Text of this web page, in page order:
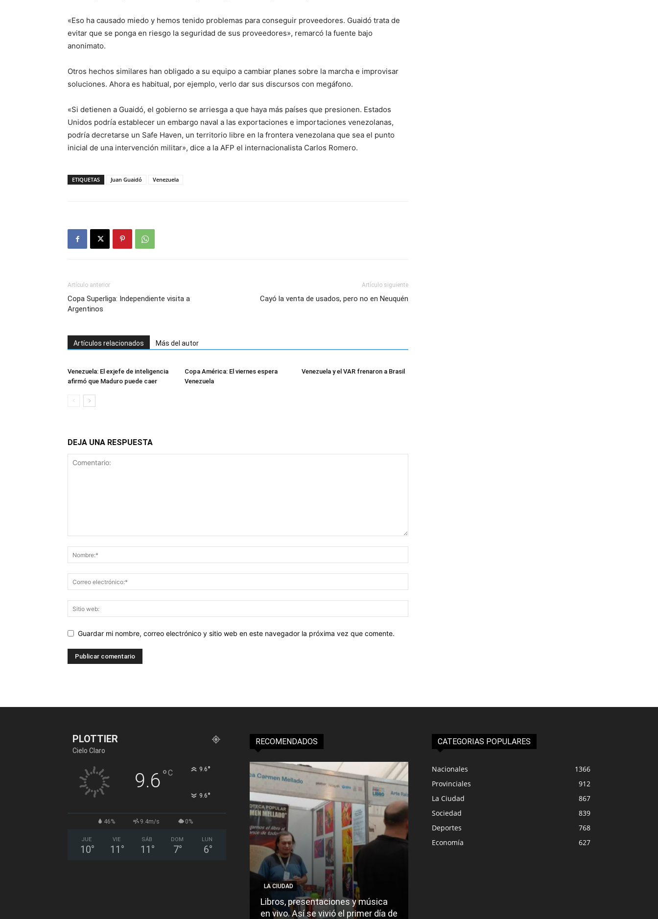
«Eso ha causado miedo y hemos tenido problemas para conseguir proveedores. Guaidó trata de
evitar que se ponga en riesgo la seguridad de sus proveedores», remarcó la fuente bajo
anonimato.
Otros hechos similares han obligado a su equipo a cambiar planes sobre la marcha e improvisar
soluciones. Ahora es habitual, por ejemplo, verlo dar sus discursos con megáfono.
«Si detienen a Guaidó, el gobierno se arriesga a que haya más países que presionen. Estados
Unidos podría establecer un embargo naval a las exportaciones e importaciones venezolanas,
podría decretarse un Safe Haven, un territorio libre en la frontera venezolana que sea el punto
inicial de una intervención militar», dice a la AFP el internacionalista Carlos Romero.
ETIQUETAS Juan Guaidó Venezuela
Artículo anterior
Copa Superliga: Independiente visita a
Argentinos
Artículo siguiente
Cayó la venta de usados, pero no en Neuquén
Artículos relacionados Más del autor
Venezuela: El exjefe de inteligencia
afirmó que Maduro puede caer
Copa América: El viernes espera
Venezuela
Venezuela y el VAR frenaron a Brasil
DEJA UNA RESPUESTA
Guardar mi nombre, correo electrónico y sitio web en este navegador la próxima vez que comente.
PLOTTIER
Cielo Claro
9.6°C 9.6°
9.6°
46% 9.4m/s 0%
JUE
10°
VIE
11 °
SÁB
11 °
DOM
7°
LUN
6°
RECOMENDADOS
LA CIUDAD
Libros, presentaciones y música
en vivo. Así se vivió el primer día de
CATEGORIAS POPULARES
Nacionales
1366
Provinciales
912
La Ciudad
867
Sociedad
839
Deportes
768
Economía
627